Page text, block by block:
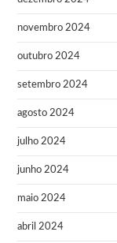
novembro 2024
outubro 2024
setembro 2024
agosto 2024
julho 2024
junho 2024
maio 2024
abril 2024